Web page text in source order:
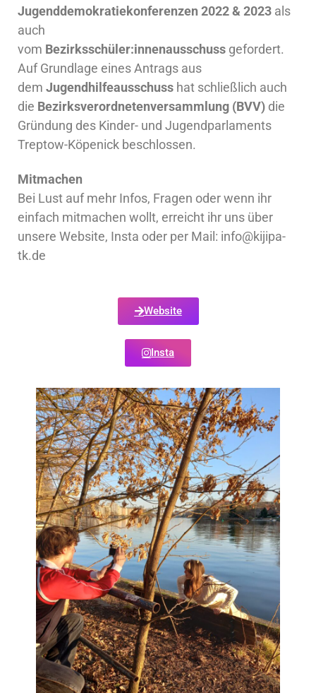
Jugenddemokratiekonferenzen 2022 & 2023 als
auch
vom Bezirksschüler:innenausschuss gefordert.
Auf Grundlage eines Antrags aus
dem Jugendhilfeausschuss hat schließlich auch
die Bezirksverordnetenversammlung (BVV) die
Gründung des Kinder- und Jugendparlaments
Treptow-Köpenick beschlossen.
Mitmachen
Bei Lust auf mehr Infos, Fragen oder wenn ihr
einfach mitmachen wollt, erreicht ihr uns über
unsere Website, Insta oder per Mail: info@kijipa-
tk.de
Website
Insta